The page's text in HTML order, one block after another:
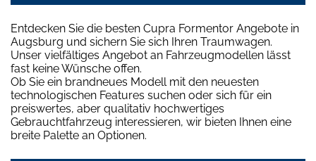
Entdecken Sie die besten Cupra Formentor Angebote in
Augsburg und sichern Sie sich Ihren Traumwagen.
Unser vielfältiges Angebot an Fahrzeugmodellen lässt
fast keine Wünsche offen.
Ob Sie ein brandneues Modell mit den neuesten
technologischen Features suchen oder sich für ein
preiswertes, aber qualitativ hochwertiges
Gebrauchtfahrzeug interessieren, wir bieten Ihnen eine
breite Palette an Optionen.